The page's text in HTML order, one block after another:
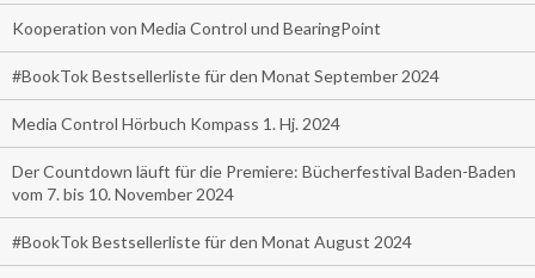
Kooperation von Media Control und BearingPoint
#BookTok Bestsellerliste für den Monat September 2024
Media Control Hörbuch Kompass 1. Hj. 2024
Der Countdown läuft für die Premiere: Bücherfestival Baden-Baden
vom 7. bis 10. November 2024
#BookTok Bestsellerliste für den Monat August 2024